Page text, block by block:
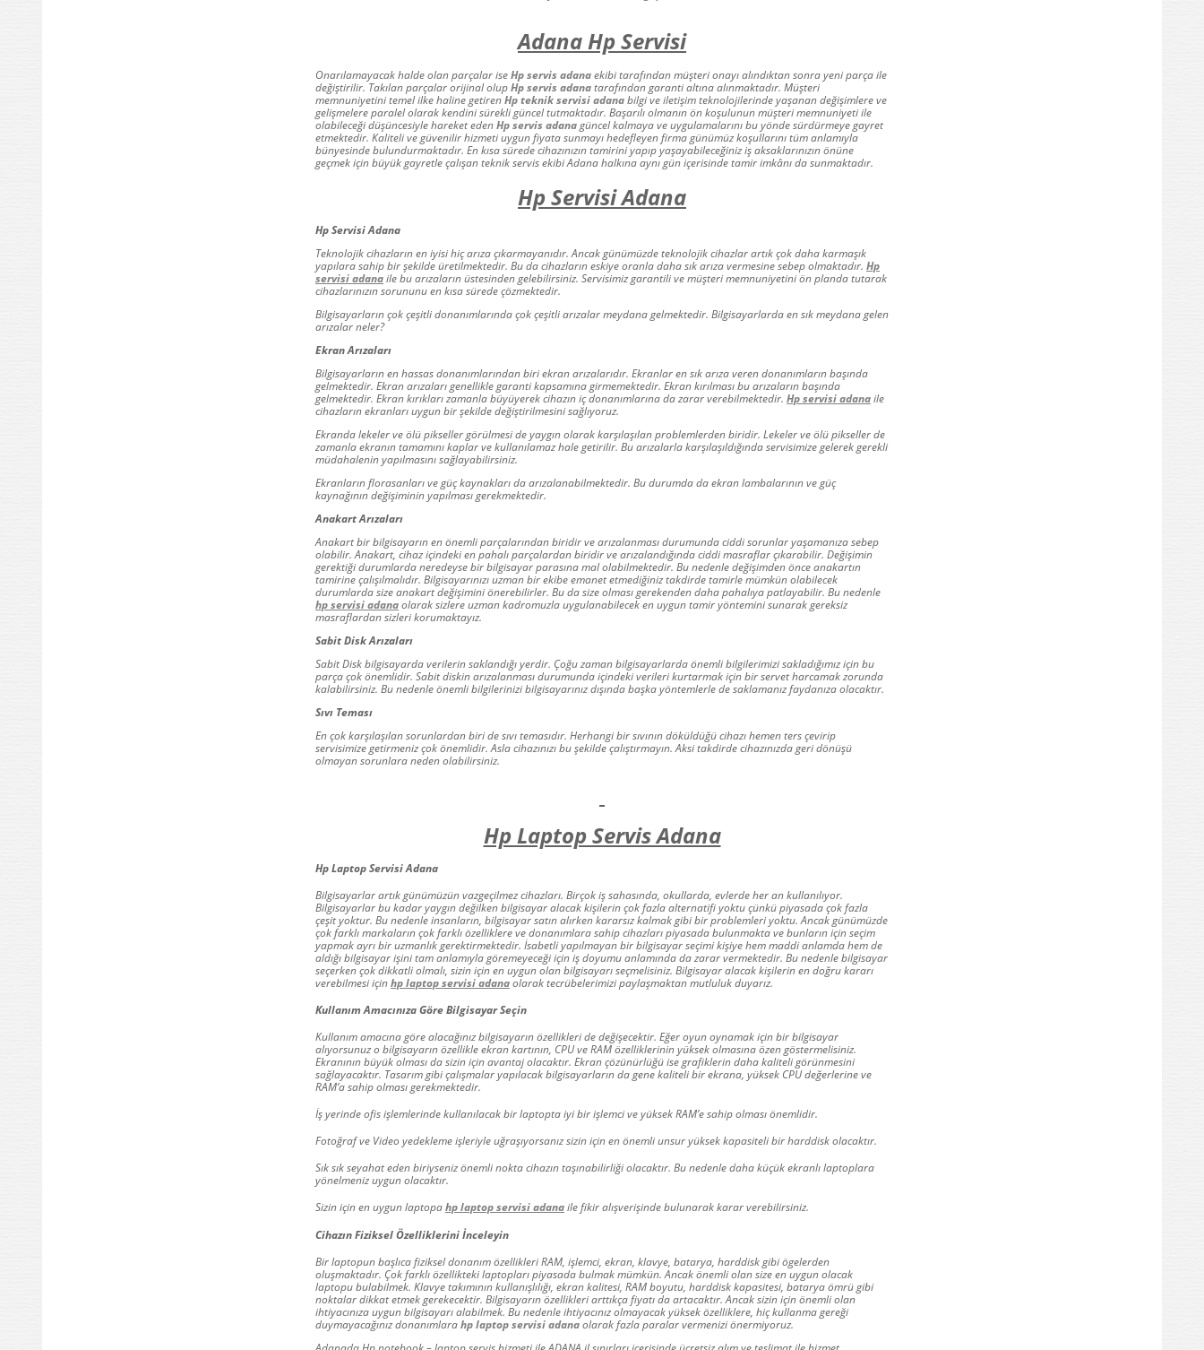
Adana Hp Servisi
Onarılamayacak halde olan parçalar iseHp servis adanaekibi tarafından müşteri onayı alındıktan sonra yeni parça ile
değiştirilir. Takılan parçalar orijinal olupHp servis adanatarafından garanti altına alınmaktadır. Müşteri
memnuniyetini temel ilke haline getirenHp teknik servisi adanabilgi ve iletişim teknolojilerinde yaşanan değişimlere ve
gelişmelere paralel olarak kendini sürekli güncel tutmaktadır. Başarılı olmanın ön koşulunun müşteri memnuniyeti ile
olabileceği düşüncesiyle hareket edenHp servis adanagüncel kalmaya ve uygulamalarını bu yönde sürdürmeye gayret
etmektedir. Kaliteli ve güvenilir hizmeti uygun fiyata sunmayı hedefleyen firma günümüz koşullarını tüm anlamıyla
bünyesinde bulundurmaktadır. En kısa sürede cihazınızın tamirini yapıp yaşayabileceğiniz iş aksaklarınızın önüne
geçmek için büyük gayretle çalışan teknik servis ekibi Adana halkına aynı gün içerisinde tamir imkânı da sunmaktadır.
Hp Servisi Adana
Hp Servisi Adana
Teknolojik cihazların en iyisi hiç arıza çıkarmayanıdır. Ancak günümüzde teknolojik cihazlar artık çok daha karmaşık
yapılara sahip bir şekilde üretilmektedir. Bu da cihazların eskiye oranla daha sık arıza vermesine sebep olmaktadır. Hp
servisi adanaile bu arızaların üstesinden gelebilirsiniz. Servisimiz garantili ve müşteri memnuniyetini ön planda tutarak
cihazlarınızın sorununu en kısa sürede çözmektedir.
Bilgisayarların çok çeşitli donanımlarında çok çeşitli arızalar meydana gelmektedir. Bilgisayarlarda en sık meydana gelen
arızalar neler?
Ekran Arızaları
Bilgisayarların en hassas donanımlarından biri ekran arızalarıdır. Ekranlar en sık arıza veren donanımların başında
gelmektedir. Ekran arızaları genellikle garanti kapsamına girmemektedir. Ekran kırılması bu arızaların başında
gelmektedir. Ekran kırıkları zamanla büyüyerek cihazın iç donanımlarına da zarar verebilmektedir. Hp servisi adanaile
cihazların ekranları uygun bir şekilde değiştirilmesini sağlıyoruz.
Ekranda lekeler ve ölü pikseller görülmesi de yaygın olarak karşılaşılan problemlerden biridir. Lekeler ve ölü pikseller de
zamanla ekranın tamamını kaplar ve kullanılamaz hale getirilir. Bu arızalarla karşılaşıldığında servisimize gelerek gerekli
müdahalenin yapılmasını sağlayabilirsiniz.
Ekranların florasanları ve güç kaynakları da arızalanabilmektedir. Bu durumda da ekran lambalarının ve güç
kaynağının değişiminin yapılması gerekmektedir.
Anakart Arızaları
Anakart bir bilgisayarın en önemli parçalarından biridir ve arızalanması durumunda ciddi sorunlar yaşamanıza sebep
olabilir. Anakart, cihaz içindeki en pahalı parçalardan biridir ve arızalandığında ciddi masraflar çıkarabilir. Değişimin
gerektiği durumlarda neredeyse bir bilgisayar parasına mal olabilmektedir. Bu nedenle değişimden önce anakartın
tamirine çalışılmalıdır. Bilgisayarınızı uzman bir ekibe emanet etmediğiniz takdirde tamirle mümkün olabilecek
durumlarda size anakart değişimini önerebilirler. Bu da size olması gerekenden daha pahalıya patlayabilir. Bu nedenle
hp servisi adanaolarak sizlere uzman kadromuzla uygulanabilecek en uygun tamir yöntemini sunarak gereksiz
masraflardan sizleri korumaktayız.
Sabit Disk Arızaları
Sabit Disk bilgisayarda verilerin saklandığı yerdir. Çoğu zaman bilgisayarlarda önemli bilgilerimizi sakladığımız için bu
parça çok önemlidir. Sabit diskin arızalanması durumunda içindeki verileri kurtarmak için bir servet harcamak zorunda
kalabilirsiniz. Bu nedenle önemli bilgilerinizi bilgisayarınız dışında başka yöntemlerle de saklamanız faydanıza olacaktır.
Sıvı Teması
En çok karşılaşılan sorunlardan biri de sıvı temasıdır. Herhangi bir sıvının döküldüğü cihazı hemen ters çevirip
servisimize getirmeniz çok önemlidir. Asla cihazınızı bu şekilde çalıştırmayın. Aksi takdirde cihazınızda geri dönüşü
olmayan sorunlara neden olabilirsiniz.
Hp Laptop Servis Adana
Hp Laptop Servisi Adana
Bilgisayarlar artık günümüzün vazgeçilmez cihazları. Birçok iş sahasında, okullarda, evlerde her an kullanılıyor.
Bilgisayarlar bu kadar yaygın değilken bilgisayar alacak kişilerin çok fazla alternatifi yoktu çünkü piyasada çok fazla
çeşit yoktur. Bu nedenle insanların, bilgisayar satın alırken kararsız kalmak gibi bir problemleri yoktu. Ancak günümüzde
çok farklı markaların çok farklı özelliklere ve donanımlara sahip cihazları piyasada bulunmakta ve bunların için seçim
yapmak ayrı bir uzmanlık gerektirmektedir. İsabetli yapılmayan bir bilgisayar seçimi kişiye hem maddi anlamda hem de
aldığı bilgisayar işini tam anlamıyla göremeyeceği için iş doyumu anlamında da zarar vermektedir. Bu nedenle bilgisayar
seçerken çok dikkatli olmalı, sizin için en uygun olan bilgisayarı seçmelisiniz. Bilgisayar alacak kişilerin en doğru kararı
verebilmesi içinhp laptop servisi adanaolarak tecrübelerimizi paylaşmaktan mutluluk duyarız.
Kullanım Amacınıza Göre Bilgisayar Seçin
Kullanım amacına göre alacağınız bilgisayarın özellikleri de değişecektir. Eğer oyun oynamak için bir bilgisayar
alıyorsunuz o bilgisayarın özellikle ekran kartının, CPU ve RAM özelliklerinin yüksek olmasına özen göstermelisiniz.
Ekranının büyük olması da sizin için avantaj olacaktır. Ekran çözünürlüğü ise grafiklerin daha kaliteli görünmesini
sağlayacaktır. Tasarım gibi çalışmalar yapılacak bilgisayarların da gene kaliteli bir ekrana, yüksek CPU değerlerine ve
RAM’a sahip olması gerekmektedir.
İş yerinde ofis işlemlerinde kullanılacak bir laptopta iyi bir işlemci ve yüksek RAM’e sahip olması önemlidir.
Fotoğraf ve Video yedekleme işleriyle uğraşıyorsanız sizin için en önemli unsur yüksek kapasiteli bir harddisk olacaktır.
Sık sık seyahat eden biriyseniz önemli nokta cihazın taşınabilirliği olacaktır. Bu nedenle daha küçük ekranlı laptoplara
yönelmeniz uygun olacaktır.
Sizin için en uygun laptopahp laptop servisi adanaile fikir alışverişinde bulunarak karar verebilirsiniz.
Cihazın Fiziksel Özelliklerini İnceleyin
Bir laptopun başlıca fiziksel donanım özellikleri RAM, işlemci, ekran, klavye, batarya, harddisk gibi ögelerden
oluşmaktadır. Çok farklı özellikteki laptopları piyasada bulmak mümkün. Ancak önemli olan size en uygun olacak
laptopu bulabilmek. Klavye takımının kullanışlılığı, ekran kalitesi, RAM boyutu, harddisk kapasitesi, batarya ömrü gibi
noktalar dikkat etmek gerekecektir. Bilgisayarın özellikleri arttıkça fiyatı da artacaktır. Ancak sizin için önemli olan
ihtiyacınıza uygun bilgisayarı alabilmek. Bu nedenle ihtiyacınız olmayacak yüksek özelliklere, hiç kullanma gereği
duymayacağınız donanımlarahp laptop servisi adanaolarak fazla paralar vermenizi önermiyoruz.